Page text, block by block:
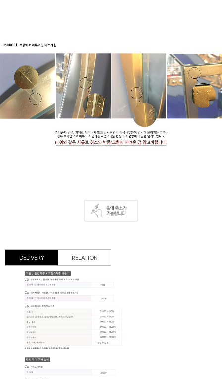
DELIVERY RELATION